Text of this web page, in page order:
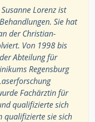
Lorenz ist
Sie hat
der Christian-
Von 1998 bis
Abteilung für
Regensburg
Fachärztin für
qualifizierte sich
qualifizierte sie sich